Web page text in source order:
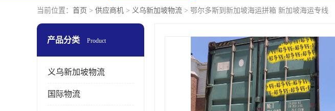
当前位置： 首页 > 供应商机 > 义乌新加坡物流 > 鄂尔多斯到新加坡海运拼箱 新加坡海运专线
产品分类 Product
义乌新加坡物流
国际物流